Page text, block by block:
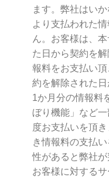
ます。弊社はい
より支払われた
ん。お客様は、
た日から契約を
報料をお支払い
約を解除された
1か月分の情報料
ぼり機能」など
度お支払いを頂
き情報料の支払
性があると弊社
お客様に対する